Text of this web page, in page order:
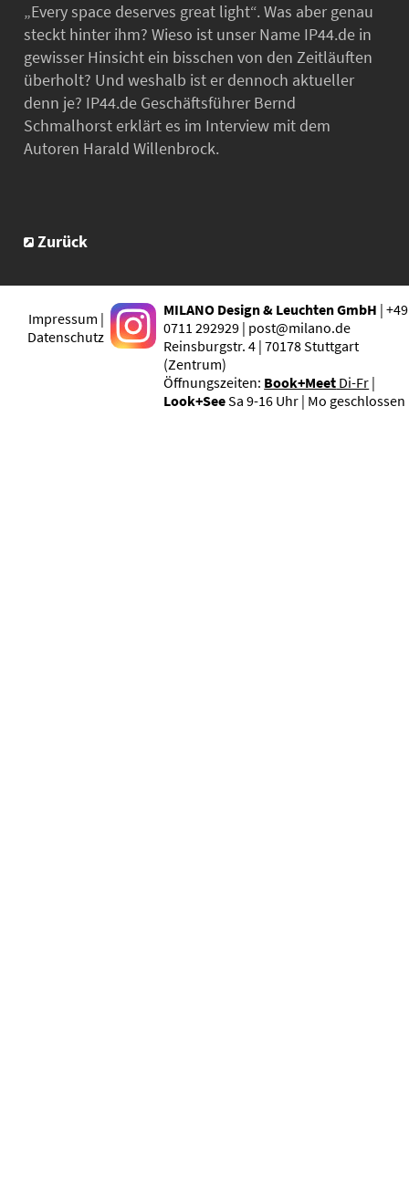
„Every space deserves great light“. Was aber genau
steckt hinter ihm? Wieso ist unser Name IP44.de in
gewisser Hinsicht ein bisschen von den Zeitläuften
überholt? Und weshalb ist er dennoch aktueller
denn je? IP44.de Geschäftsführer Bernd
Schmalhorst erklärt es im Interview mit dem
Autoren Harald Willenbrock.
Zurück
Impressum |
Datenschutz
MILANO Design & Leuchten GmbH | +49
0711 292929 | post@milano.de
Reinsburgstr. 4 | 70178 Stuttgart
(Zentrum)
Öffnungszeiten: Book+Meet Di-Fr |
Look+SeeSa 9-16 Uhr | Mo geschlossen